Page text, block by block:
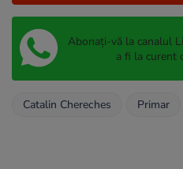
Abonați-vă la canalul
a fi la curent
Catalin Chereches Primar